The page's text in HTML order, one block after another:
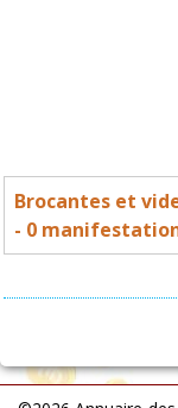
Brocantes et
- 0